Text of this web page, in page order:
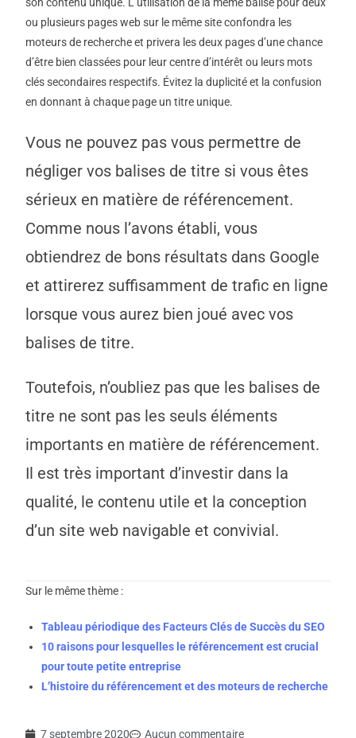
ou plusieurs pages web sur le même site confondra les
moteurs de recherche et privera les deux pages d’une chance
d’être bien classées pour leur centre d’intérêt ou leurs mots
clés secondaires respectifs. Évitez la duplicité et la confusion
en donnant à chaque page un titre unique.
Vous ne pouvez pas vous permettre de
négliger vos balises de titre si vous êtes
sérieux en matière de référencement.
Comme nous l’avons établi, vous
obtiendrez de bons résultats dans Google
et attirerez suffisamment de trafic en ligne
lorsque vous aurez bien joué avec vos
balises de titre.
Toutefois, n’oubliez pas que les balises de
titre ne sont pas les seuls éléments
importants en matière de référencement.
Il est très important d’investir dans la
qualité, le contenu utile et la conception
d’un site web navigable et convivial.
Sur le même thème :
Tableau périodique des Facteurs Clés de Succès du SEO
10 raisons pour lesquelles le référencement est crucial
pour toute petite entreprise
L’histoire du référencement et des moteurs de recherche
7 septembre 2020 Aucun commentaire